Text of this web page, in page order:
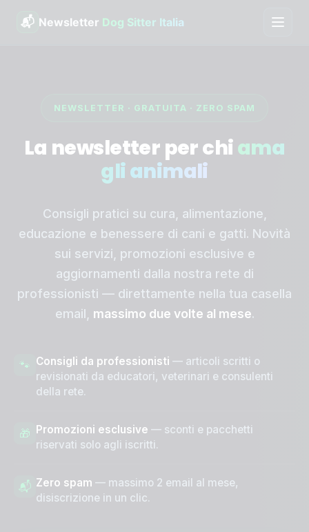
📬 Newsletter Dog Sitter Italia
Anteprima
Garanzie
Servizi
Copertura
Iscriviti Gratis
NEWSLETTER · GRATUITA · ZERO SPAM
La newsletter per chiama
gli animali
Consigli pratici su cura, alimentazione,
educazione e benessere di cani e gatti. Novità
sui servizi, promozioni esclusive e
aggiornamenti dalla nostra rete di
professionisti — direttamente nella tua casella
email, massimo due volte al mese.
🐾 Consigli da professionisti — articoli scritti o
revisionati da educatori, veterinari e consulenti
della rete.
🎁 Promozioni esclusive — sconti e pacchetti
riservati solo agli iscritti.
📬 Zero spam — massimo 2 email al mese,
disiscrizione in un clic.